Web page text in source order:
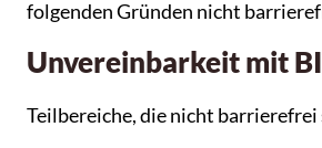
folgenden Gründen nicht
Unvereinbarkeit mit
Teilbereiche, die nicht barrierefrei